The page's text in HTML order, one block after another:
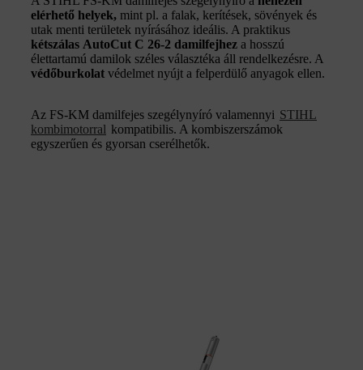
elérhető helyek, mint pl. a falak, kerítések, sövények és
utak menti területek nyírásához ideális. A praktikus
kétszálas AutoCut C 26-2 damilfejhez a hosszú
élettartamú damilok széles választéka áll rendelkezésre. A
védőburkolat védelmet nyújt a felperdülő anyagok ellen.
Az FS-KM damilfejes szegélynyíró valamennyi STIHL
kombimotorral kompatibilis. A kombiszerszámok
egyszerűen és gyorsan cserélhetők.